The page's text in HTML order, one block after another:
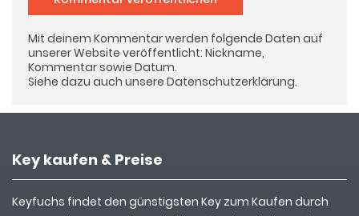
Mit deinem Kommentar werden folgende Daten auf
unserer Website veröffentlicht: Nickname,
Kommentar sowie Datum.
Siehe dazu auch unsere Datenschutzerklärung.
Key kaufen & Preise
Keyfuchs findet den günstigsten Key zum Kaufen durch